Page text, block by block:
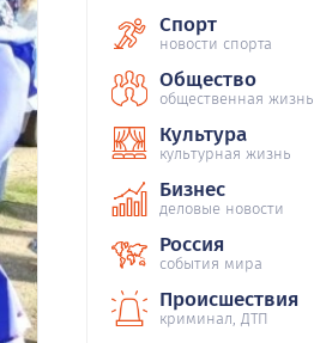
Спорт
новости спорта
Общество
общественная жизнь
Культура
культурная жизнь
Бизнес
деловые новости
Россия
события мира
Происшествия
криминал, ДТП